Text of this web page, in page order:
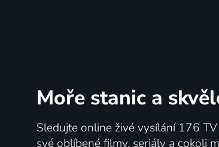
Moře stanic a
Sledujte online živé vysílání 176
své oblíbené filmy, seriály a cokoli